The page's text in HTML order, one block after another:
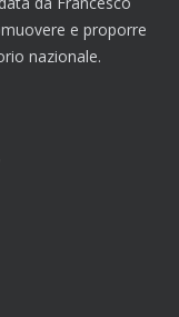
e proporre
nazionale.